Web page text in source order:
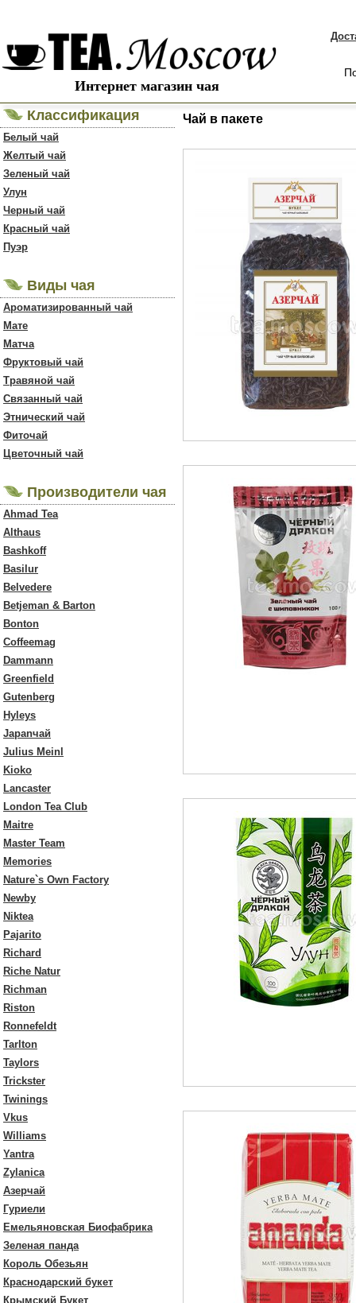
Интернет магазин чая
Классификация
Белый чай
Желтый чай
Зеленый чай
Улун
Черный чай
Красный чай
Пуэр
Виды чая
Ароматизированный чай
Мате
Матча
Фруктовый чай
Травяной чай
Связанный чай
Этнический чай
Фиточай
Цветочный чай
Производители чая
Ahmad Tea
Althaus
Bashkoff
Basilur
Belvedere
Betjeman & Barton
Bonton
Coffeemag
Dammann
Greenfield
Gutenberg
Hyleys
Japanчай
Julius Meinl
Kioko
Lancaster
London Tea Club
Maitre
Master Team
Memories
Nature`s Own Factory
Newby
Niktea
Pajarito
Richard
Riche Natur
Richman
Riston
Ronnefeldt
Tarlton
Taylors
Trickster
Twinings
Vkus
Williams
Yantra
Zylanica
Азерчай
Гуриели
Емельяновская Биофабрика
Зеленая панда
Король Обезьян
Краснодарский букет
Крымский Букет
Чай в пакете